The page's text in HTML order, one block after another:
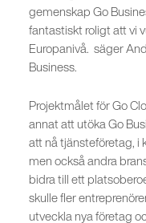
gemenskap Go
fantastiskt roligt att vi
Europanivå. säger
Business.
Projektmålet för Go
annat att utöka Go
att nå tjänsteföretag, i
men också andra
bidra till ett
skulle fler
utveckla nya företag